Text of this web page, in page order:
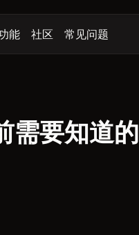
能 社区 常见问题
需要知道的